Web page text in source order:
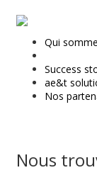
ae
&
t
Qui
Success
ae&t
Nos
Nous